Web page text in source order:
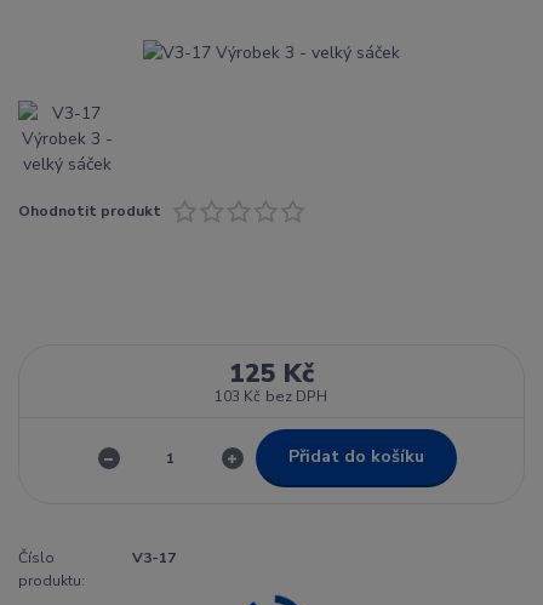
Ohodnotit produkt
125 Kč
103 Kč bez DPH
Přidat do košíku
Číslo
produktu:
V3-17